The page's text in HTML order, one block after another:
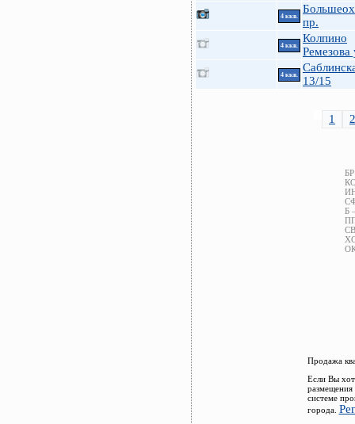
4 ккв.
пр.
4 ккв.
Колпино
Ремезова
4 ккв.
13/15
1 2
Б
Продажа
Если Вы
системе
города.